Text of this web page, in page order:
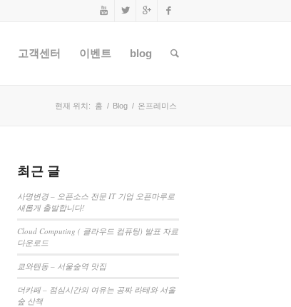
고객센터 이벤트 blog
현재 위치: 홈 / Blog / 온프레미스
최근 글
사명변경 – 오픈소스 전문 IT 기업 오픈마루로
새롭게 출발합니다!
Cloud Computing ( 클라우드 컴퓨팅) 발표 자료
다운로드
쿄와텐동 – 서울숲역 맛집
더카페 – 점심시간의 여유는 공짜 라테와 서울
숲 산책